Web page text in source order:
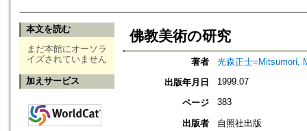
本文を読む
まだ本館にオーソラ
イズされていません
加えサービス
佛教美術の研究
著者
光森正士=Mitsumori,
出版年月日
1999.07
ページ 383
出版者
自照社出版